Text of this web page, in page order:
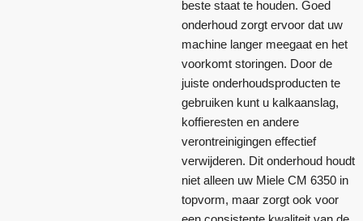
beste staat te houden. Goed
onderhoud zorgt ervoor dat uw
machine langer meegaat en het
voorkomt storingen. Door de
juiste onderhoudsproducten te
gebruiken kunt u kalkaanslag,
koffieresten en andere
verontreinigingen effectief
verwijderen. Dit onderhoud houdt
niet alleen uw Miele CM 6350 in
topvorm, maar zorgt ook voor